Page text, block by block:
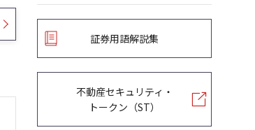
証券用語解説集
不動産セキュリティ・
トークン（ST）